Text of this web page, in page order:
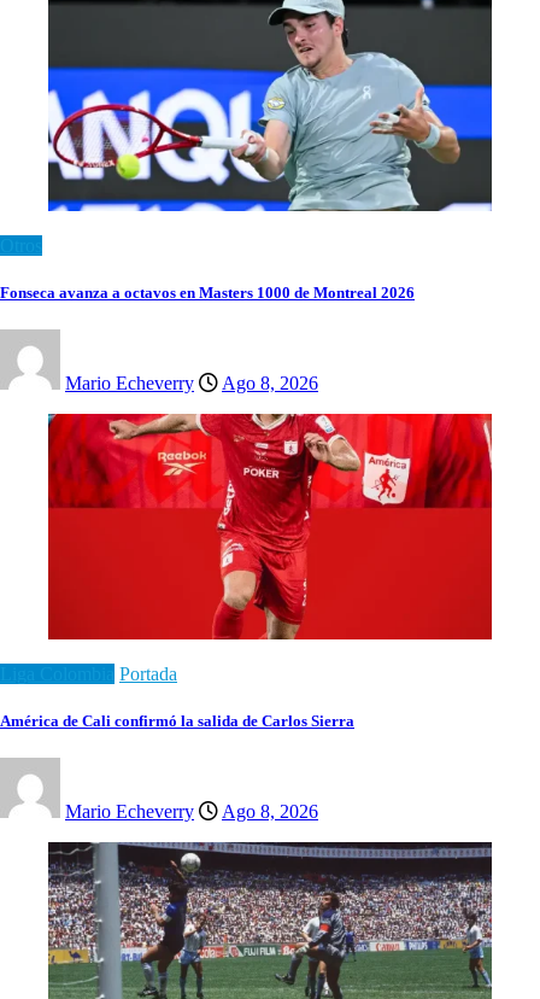
Fonseca avanza a octavos en Masters 1000 de Montreal 2026
Mario Echeverry Ago 8, 2026
Portada
América de Cali confirmó la salida de Carlos Sierra
Mario Echeverry Ago 8, 2026